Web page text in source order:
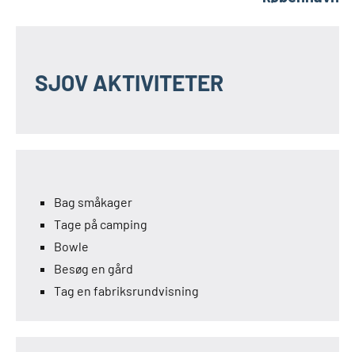
SJOV AKTIVITETER
Bag småkager
Tage på camping
Bowle
Besøg en gård
Tag en fabriksrundvisning